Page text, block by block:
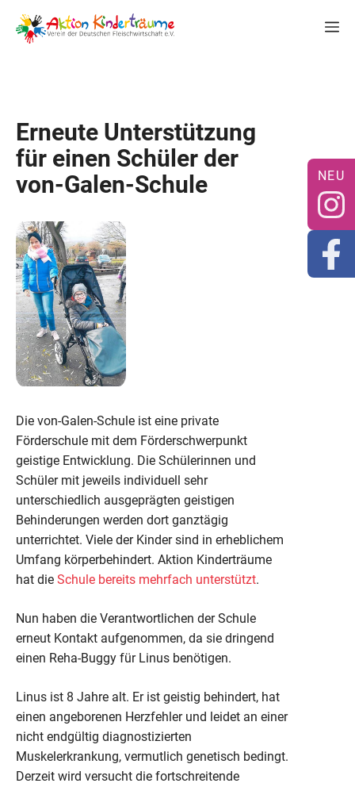
Inhalt
springen
Erneute Unterstützung
für einen Schüler der
von-Galen-Schule
Die von-Galen-Schule ist eine private
Förderschule mit dem Förderschwerpunkt
geistige Entwicklung. Die Schülerinnen und
Schüler mit jeweils individuell sehr
unterschiedlich ausgeprägten geistigen
Behinderungen werden dort ganztägig
unterrichtet. Viele der Kinder sind in erheblichem
Umfang körperbehindert. Aktion Kinderträume
hat die Schule bereits mehrfach unterstützt.
Nun haben die Verantwortlichen der Schule
erneut Kontakt aufgenommen, da sie dringend
einen Reha-Buggy für Linus benötigen.
Linus ist 8 Jahre alt. Er ist geistig behindert, hat
einen angeborenen Herzfehler und leidet an einer
nicht endgültig diagnostizierten
Muskelerkrankung, vermutlich genetisch bedingt.
Derzeit wird versucht die fortschreitende